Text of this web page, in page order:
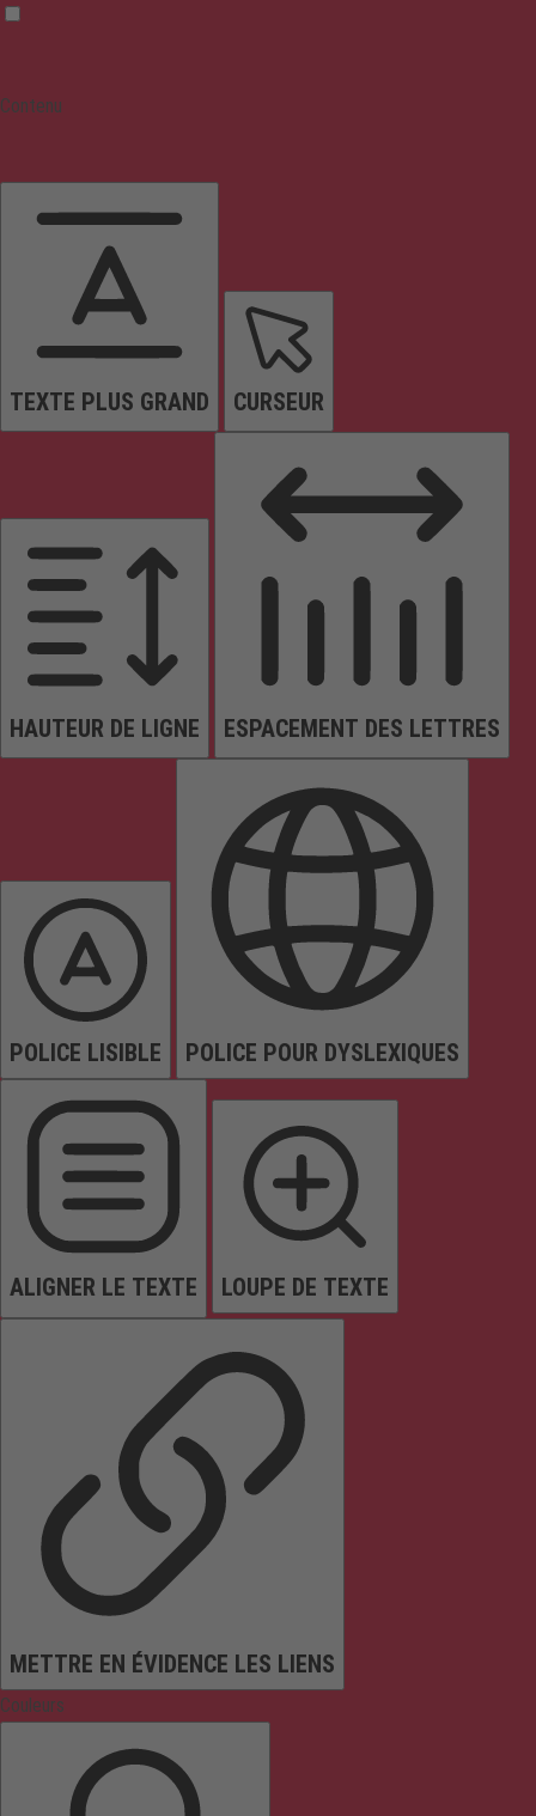
Contenu
TEXTE PLUS GRAND CURSEUR
HAUTEUR DE LIGNE ESPACEMENT DES LETTRES
POLICE LISIBLE POLICE POUR DYSLEXIQUES
ALIGNER LE TEXTE LOUPE DE TEXTE
METTRE EN ÉVIDENCE LES LIENS
Couleurs